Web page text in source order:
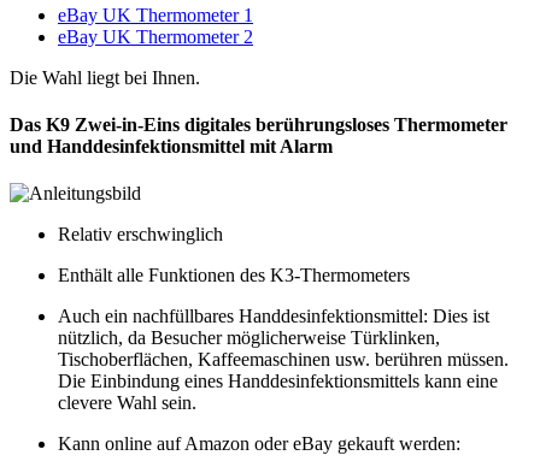
eBay UK Thermometer 1
eBay UK Thermometer 2
Die Wahl liegt bei Ihnen.
Das K9 Zwei-in-Eins digitales berührungsloses Thermometer
und Handdesinfektionsmittel mit Alarm
Relativ erschwinglich
Enthält alle Funktionen des K3-Thermometers
Auch ein nachfüllbares Handdesinfektionsmittel: Dies ist
nützlich, da Besucher möglicherweise Türklinken,
Tischoberflächen, Kaffeemaschinen usw. berühren müssen.
Die Einbindung eines Handdesinfektionsmittels kann eine
clevere Wahl sein.
Kann online auf Amazon oder eBay gekauft werden: